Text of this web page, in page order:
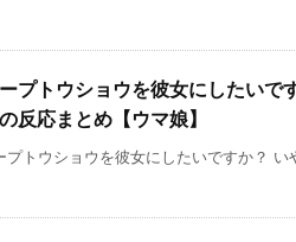
プトウショウを彼女にしたいで
反応まとめ【ウマ娘】
プトウショウを彼女にしたいですか？